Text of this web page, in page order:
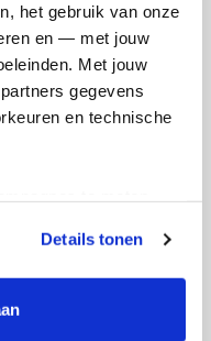
het gebruik van onze
en — met jouw
Met jouw
gegevens
en technische
moment wijzigen of
de pagina. De
“details”.
Details tonen
it all. I will try
people and